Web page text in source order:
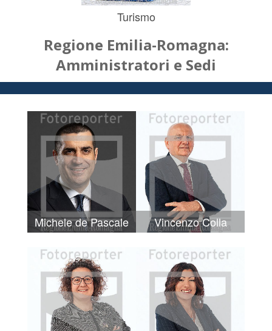
Turismo
Regione Emilia-Romagna:
Amministratori e Sedi
Michele de Pascale Vincenzo Colla